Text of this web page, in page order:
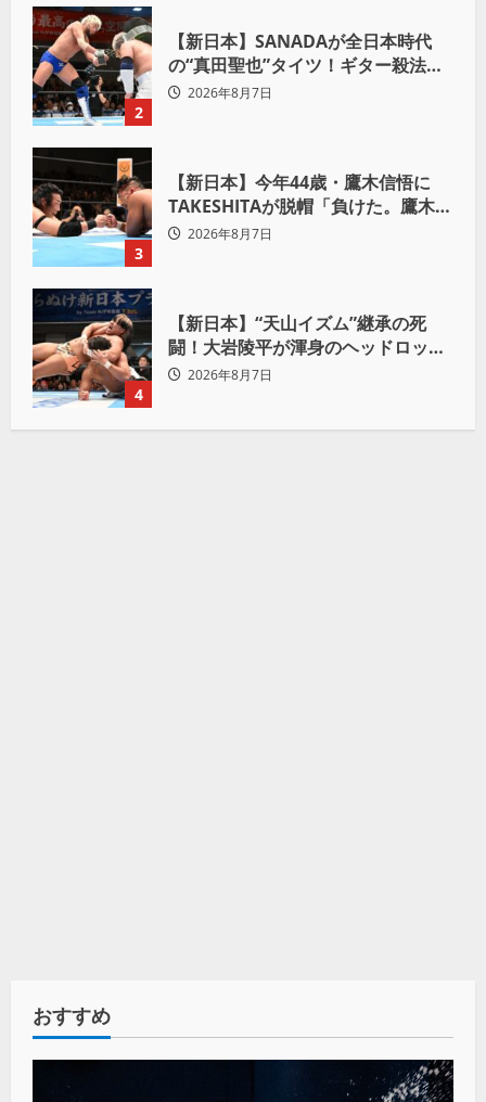
2
【新日本】SANADAが全日本時代
の“真田聖也”タイツ！ギター殺法で
Yuto-IceをKO「俺と闘う時は考え
2026年8月7日
3
【新日本】今年44歳・鷹木信悟に
TAKESHITAが脱帽「負けた。鷹木信
悟、強いわ！」
2026年8月7日
4
【新日本】“天山イズム”継承の死
闘！大岩陵平が渾身のヘッドロック
で後藤洋央紀からタップ奪取 執念の
2026年8月7日
おすすめ